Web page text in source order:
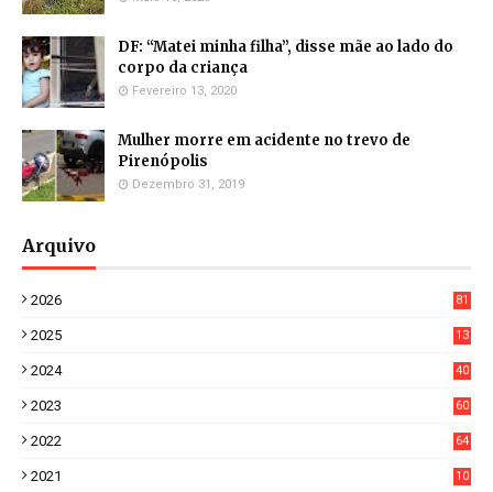
DF: “Matei minha filha”, disse mãe ao lado do
corpo da criança
Fevereiro 13, 2020
Mulher morre em acidente no trevo de
Pirenópolis
Dezembro 31, 2019
Arquivo
2026
81
2025
13
2024
40
2023
60
2022
64
2021
10